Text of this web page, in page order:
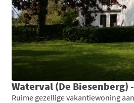
Waterval (De Biesenberg)
Ruime gezellige vakantiewoning